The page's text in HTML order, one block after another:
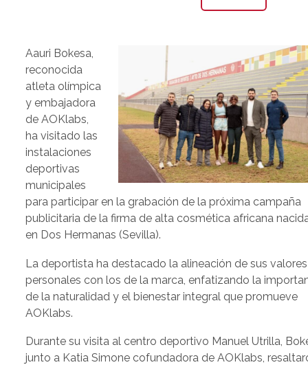
Aauri Bokesa,
reconocida
atleta olímpica
y embajadora
de AOKlabs,
ha visitado las
instalaciones
deportivas
municipales
para participar en la grabación de la próxima campaña
publicitaria de la firma de alta cosmética africana
en Dos Hermanas (Sevilla).
La deportista ha destacado la alineación de sus valores
personales con los de la marca, enfatizando la
de la naturalidad y el bienestar integral que promueve
AOKlabs.
Durante su visita al centro deportivo Manuel Utrilla,
junto a Katia Simone cofundadora de AOKlabs,